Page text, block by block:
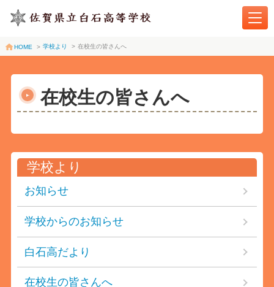
HOME > 学校より > 在校生の皆さんへ
在校生の皆さんへ
学校より
お知らせ
学校からのお知らせ
白石高だより
在校生の皆さんへ